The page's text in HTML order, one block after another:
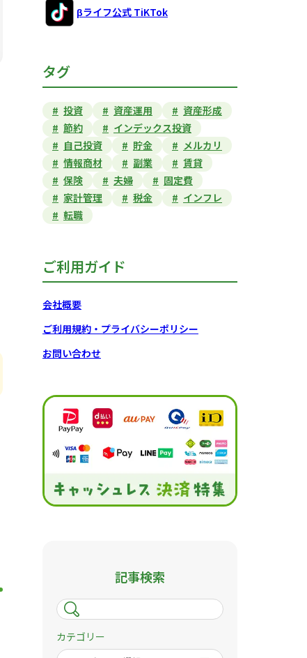
βライフ公式 TiKTok
タグ
投資 資産運用
資産形成
節約
インデックス投資
自己投資
貯金
メルカリ
情報商材
副業
賃貸
保険
夫婦
固定費
家計管理
税金
インフレ
転職
ご利用ガイド
会社概要
ご利用規約・プライバシーポリシー
お問い合わせ
記事検索
カテゴリー